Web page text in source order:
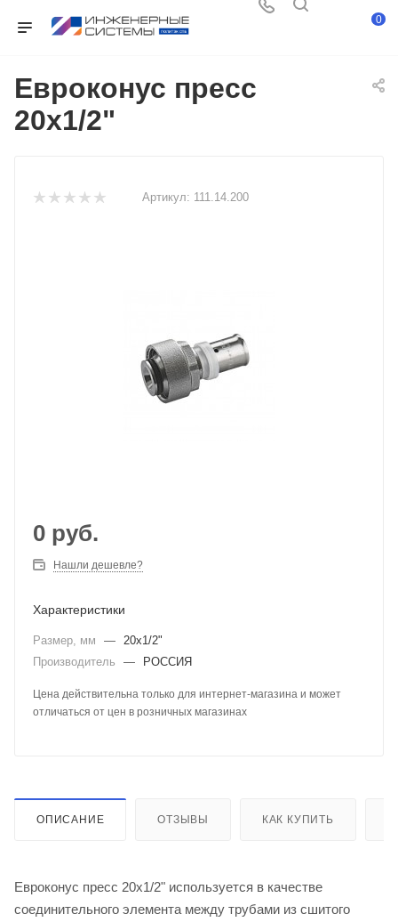
0
Евроконус пресс
20х1/2"
Артикул: 111.14.200
0 руб.
Нашли дешевле?
Характеристики
Размер, мм — 20х1/2"
Производитель
— РОССИЯ
Цена действительна только для интернет-магазина и может
отличаться от цен в розничных магазинах
ОПИСАНИЕ ОТЗЫВЫ КАК КУПИТЬ
Евроконус пресс 20х1/2" используется в качестве
соединительного элемента между трубами из сшитого